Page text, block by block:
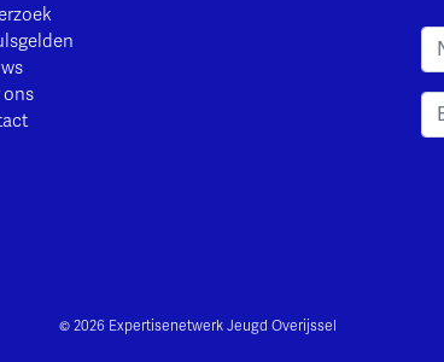
ons
© 2026 Expertisenetwerk Jeugd Overijssel